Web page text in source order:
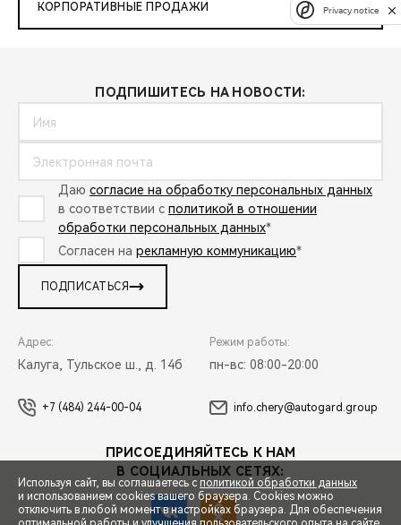
КОРПОРАТИВНЫЕ ПРОДАЖИ
ПОДПИШИТЕСЬ НА НОВОСТИ:
Даю согласие на обработку персональных данных
в соответствии с политикой в отношении
обработки персональных данных*
Согласен на рекламную коммуникацию*
ПОДПИСАТЬСЯ
Адрес:
Калуга, Тульское ш., д. 14б
Режим работы:
пн-вс: 08:00-20:00
+7 (484) 244-00-04 info.chery@autogard.group
ПРИСОЕДИНЯЙТЕСЬ К НАМ
В СОЦИАЛЬНЫХ СЕТЯХ:
Используя сайт, вы соглашаетесь с политикой обработки данных
и использованием cookies вашего браузера. Cookies можно
отключить в любой момент в настройках браузера. Для обеспечения
Privacy notice